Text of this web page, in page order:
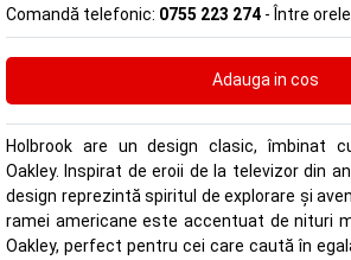
Comandă telefonic: 0755 223 274 - Între
Holbrook are un design clasic, îmbinat
Oakley. Inspirat de eroii de la televizor din
design reprezintă spiritul de explorare și
ramei americane este accentuat de nituri
Oakley, perfect pentru cei care caută în